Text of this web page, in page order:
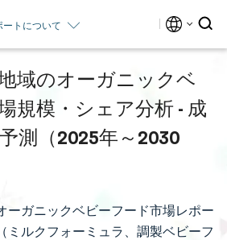
ートについて
域のオーガニックベ
規模・シェア分析 - 成
測（2025年～2030
ーガニックベビーフード市場レポー
ミルクフォーミュラ、調製ベビーフ